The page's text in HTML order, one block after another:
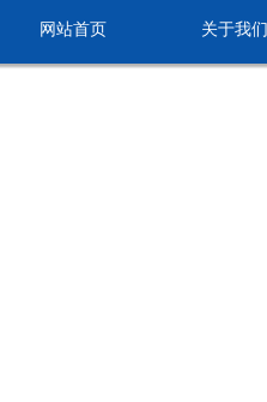
网站首页 关于我们